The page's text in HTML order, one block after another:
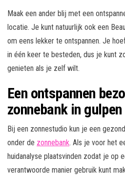
Maak een ander blij met een
locatie. Je kunt natuurlijk ook een
om eens lekker te ontspannen. Je
in één keer te besteden, dus je kunt
genieten als je zelf wilt.
Een ontspannen
zonnebank in gulpen
Bij een zonnestudio kun je een
onder de zonnebank. Als je voor het
huidanalyse plaatsvinden zodat je op
verantwoorde manier gebruik kunt